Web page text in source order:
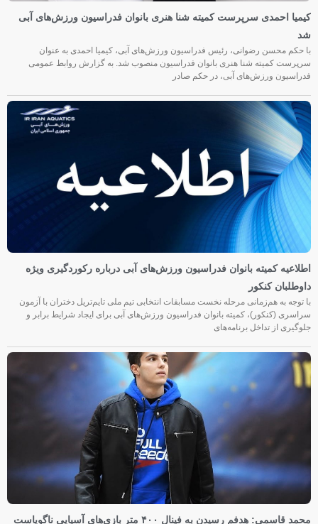
کیمیا احمدی سرپرست کمیته شنا هنری بانوان فدراسیون ورزش‌های آبی
شد
با حکم محسن رضوانی، رئیس فدراسیون ورزش‌های آبی، کیمیا احمدی به عنوان
سرپرست کمیته شنا هنری بانوان فدراسیون منصوب شد. به گزارش روابط عمومی
فدراسیون ورزش‌های آبی، در حکم صادر
اطلاعیه کمیته بانوان فدراسیون ورزش‌های آبی درباره رکوردگیری ویژه
داوطلبان کنکور
با توجه به هم‌زمانی مرحله نخست مسابقات انتخابی تیم ملی تایم‌تریل دختران با آزمون
سراسری (کنکور)، کمیته بانوان فدراسیون ورزش‌های آبی برای ایجاد شرایط برابر و
جلوگیری از تداخل برنامه‌های
محمد قاسمی: هدفم رسیدن به فینال ۴۰۰ متر بازی‌های آسیایی ناگویاست